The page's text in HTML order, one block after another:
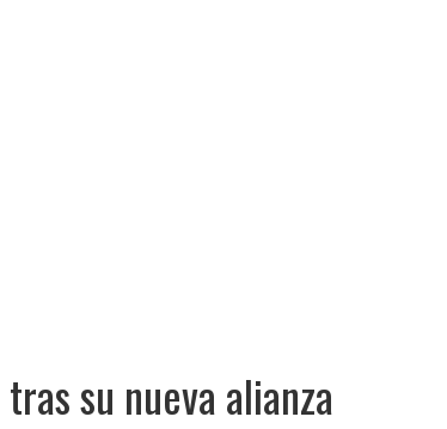
su nueva alianza